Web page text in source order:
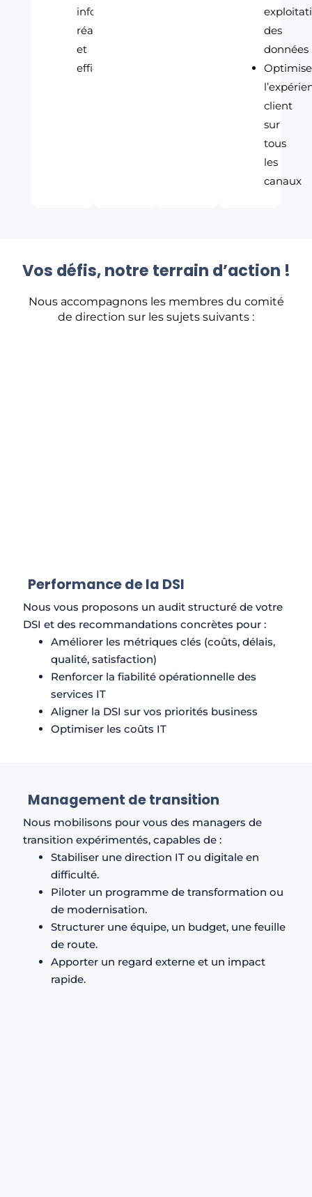
informatique
réactif
et
efficace
des
données
client
sur
tous
les
canaux
Vos défis, notre terrain d’action !
Nous accompagnons les membres du comité
de direction sur les sujets suivants :
Performance de la DSI​
Nous vous proposons un audit structuré de votre
DSI et des recommandations concrètes pour :
Améliorer les métriques clés (coûts, délais,
qualité, satisfaction)
Renforcer la fiabilité opérationnelle des
services IT
Aligner la DSI sur vos priorités business
Optimiser les coûts IT
Management de transition​
Nous mobilisons pour vous des managers de
transition expérimentés, capables de :
Stabiliser une direction IT ou digitale en
difficulté.
Piloter un programme de transformation ou
de modernisation.
Structurer une équipe, un budget, une feuille
de route.
Apporter un regard externe et un impact
rapide.